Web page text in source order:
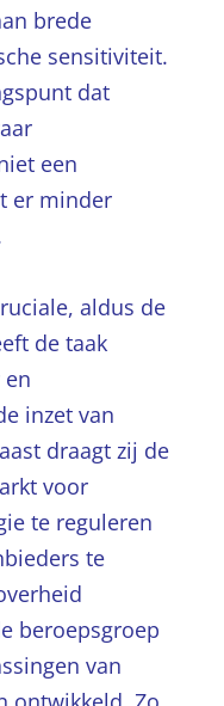
brede
sensitiviteit.
dat
een
er minder
aldus de
de taak
inzet van
draagt zij de
voor
te reguleren
te
beroepsgroep
van